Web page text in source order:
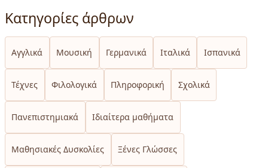
Κατηγορίες άρθρων
Αγγλικά Μουσική Γερμανικά Ιταλικά Ισπανικά
Τέχνες Φιλολογικά Πληροφορική Σχολικά
Πανεπιστημιακά Ιδιαίτερα μαθήματα
Μαθησιακές Δυσκολίες Ξένες Γλώσσες